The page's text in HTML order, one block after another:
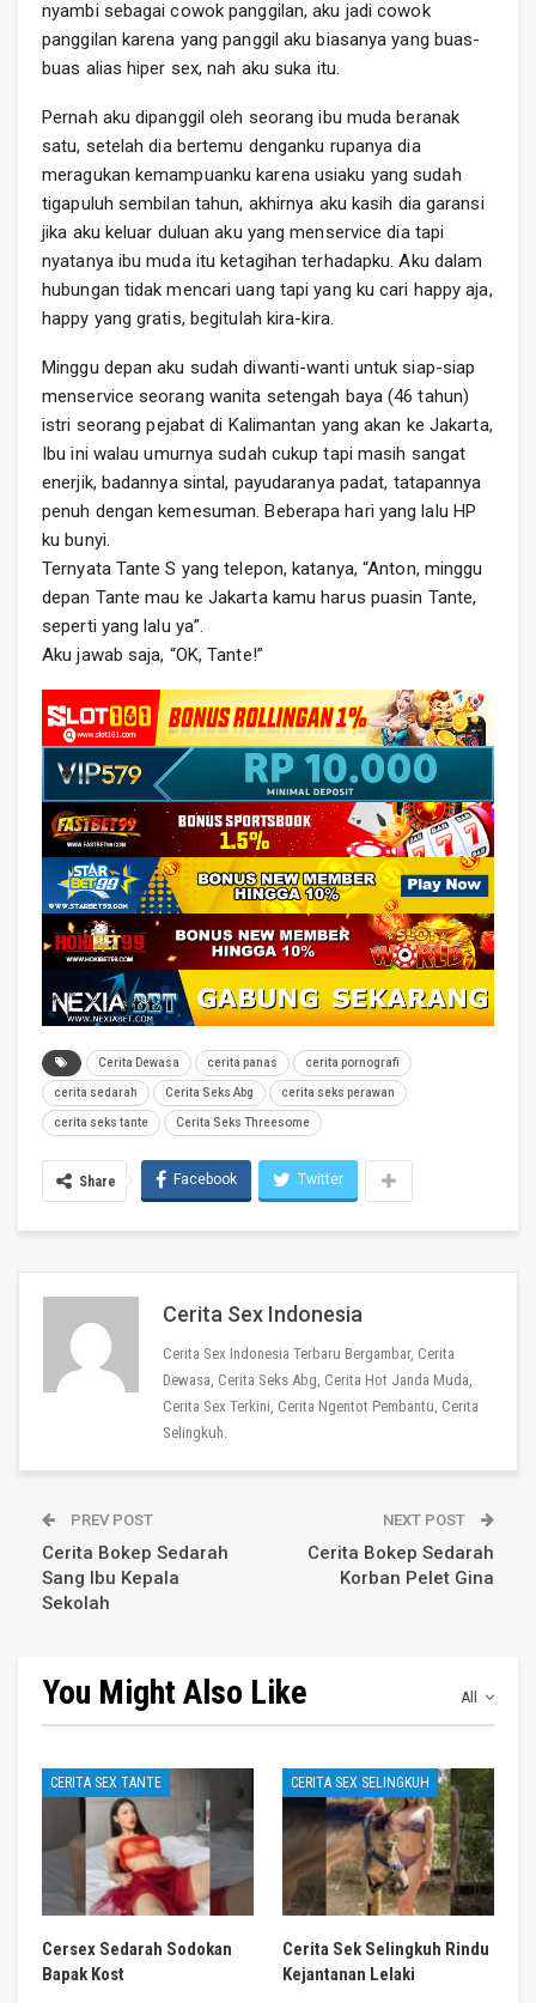
nyambi sebagai cowok panggilan, aku jadi cowok
panggilan karena yang panggil aku biasanya yang buas-
buas alias hiper sex, nah aku suka itu.
Pernah aku dipanggil oleh seorang ibu muda beranak
satu, setelah dia bertemu denganku rupanya dia
meragukan kemampuanku karena usiaku yang sudah
tigapuluh sembilan tahun, akhirnya aku kasih dia garansi
jika aku keluar duluan aku yang menservice dia tapi
nyatanya ibu muda itu ketagihan terhadapku. Aku dalam
hubungan tidak mencari uang tapi yang ku cari happy aja,
happy yang gratis, begitulah kira-kira.
Minggu depan aku sudah diwanti-wanti untuk siap-siap
menservice seorang wanita setengah baya (46 tahun)
istri seorang pejabat di Kalimantan yang akan ke Jakarta,
Ibu ini walau umurnya sudah cukup tapi masih sangat
enerjik, badannya sintal, payudaranya padat, tatapannya
penuh dengan kemesuman. Beberapa hari yang lalu HP
ku bunyi.
Ternyata Tante S yang telepon, katanya, “Anton, minggu
depan Tante mau ke Jakarta kamu harus puasin Tante,
seperti yang lalu ya”.
Aku jawab saja, “OK, Tante!”
Cerita Dewasa cerita panas cerita pornografi
cerita sedarah Cerita Seks Abg cerita seks perawan
cerita seks tante Cerita Seks Threesome
Share Facebook Twitter
Cerita Sex Indonesia
Cerita Sex Indonesia Terbaru Bergambar, Cerita
Dewasa, Cerita Seks Abg, Cerita Hot Janda Muda,
Cerita Sex Terkini, Cerita Ngentot Pembantu, Cerita
Selingkuh.
PREV POST
Cerita Bokep Sedarah
Sang Ibu Kepala
Sekolah
NEXT POST
Cerita Bokep Sedarah
Korban Pelet Gina
All
You Might Also Like
CERITA SEX TANTE
Cersex Sedarah Sodokan
Bapak Kost
CERITA SEX SELINGKUH
Cerita Sek Selingkuh Rindu
Kejantanan Lelaki